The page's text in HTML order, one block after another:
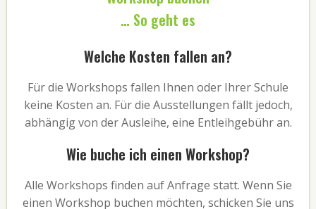
… So geht es
Welche Kosten fallen an?
Für die Workshops fallen Ihnen oder Ihrer Schule
keine Kosten an. Für die Ausstellungen fällt jedoch,
abhängig von der Ausleihe, eine Entleihgebühr an.
Wie buche ich einen Workshop?
Alle Workshops finden auf Anfrage statt. Wenn Sie
einen Workshop buchen möchten, schicken Sie uns